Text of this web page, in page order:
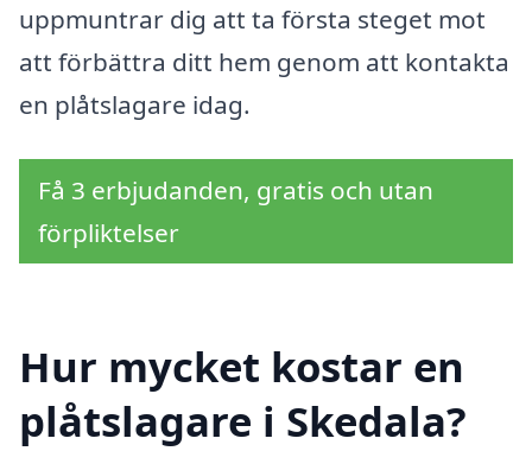
uppmuntrar dig att ta första steget mot
att förbättra ditt hem genom att kontakta
en plåtslagare idag.
Få 3 erbjudanden, gratis och utan
förpliktelser
Hur mycket kostar en
plåtslagare i Skedala?